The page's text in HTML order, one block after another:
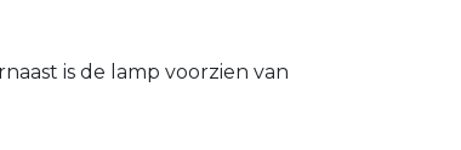
is de lamp voorzien van